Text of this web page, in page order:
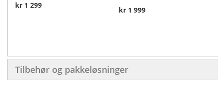
kr 1 299
kr 1 999
Tilbehør og pakkeløsninger